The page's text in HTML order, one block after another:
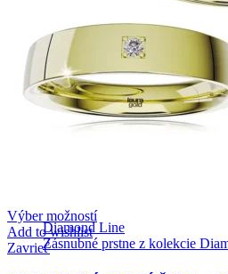
Diamond Line
Zásnubné prstne z kolekcie
Výber možností
Add to wishlist
Zavrieť